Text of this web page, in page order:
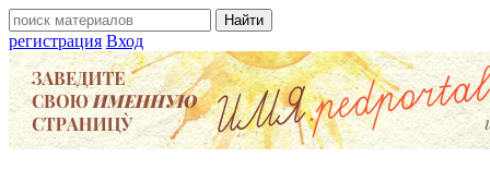
регистрация Вход